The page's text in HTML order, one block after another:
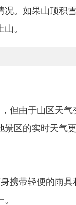
。如果山顶积
。
但由于山区天
景区的实时天气
携带轻便的雨